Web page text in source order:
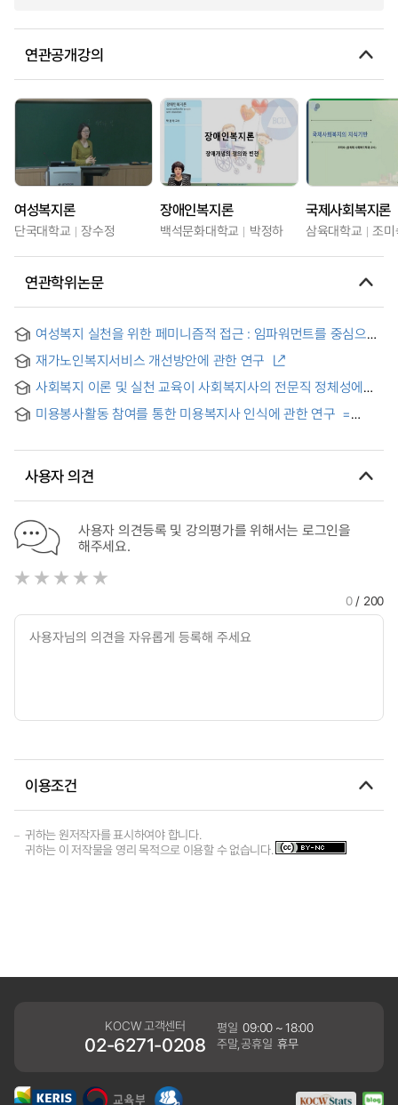
연관공개강의
여성복지론
단국대학교 장수정
장애인복지론
백석문화대학교 박정하
국제사회복지론
삼육대학교 조
연관학위논문
여성복지 실천을 위한 페미니즘적 접근 : 임파워먼트를 중심으로
한 이론적 고찰
재가노인복지서비스 개선방안에 관한 연구
사회복지 이론 및 실천 교육이 사회복지사의 전문직 정체성에
미치는 영향 = The Effect of Social Welfare Theory and
Practice Education on the Professional Identity of Social
미용봉사활동 참여를 통한 미용복지사 인식에 관한 연구 =
사용자 의견
사용자 의견등록 및 강의평가를 위해서는 로그인을
해주세요.
0/ 200
이용조건
귀하는 원저작자를 표시하여야 합니다.
귀하는 이 저작물을 영리 목적으로 이용할 수 없습니다.
KOCW 고객센터
02-6271-0208
평일 09:00 ~ 18:00
주말,공휴일 휴무